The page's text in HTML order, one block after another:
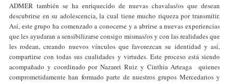
ADMER también se ha enriquecido de nuevas chavalas/os que desean
descubrirse en su adolescencia, la cual tiene mucho riqueza por transmitir.
Así, este grupo ha comenzado a conocerse y a abrirse a nuevas experiencias
que les ayudaran a sensibilizarse consigo mismas/os y con las realidades que
les rodean, creando nuevos vínculos que favorezcan su identidad y así,
compartirse con todas sus cualidades y virtudes. Este proceso está siendo
acompañado y coordinado por Nazaret Ruiz y Cinthia Arteaga quienes
comprometidamente han formado parte de nuestros grupos Mercedarios y